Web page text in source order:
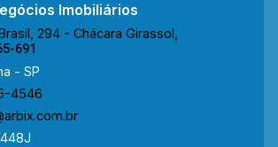
Imobiliários
294 - Chácara Girassol,
691
- SP
4546